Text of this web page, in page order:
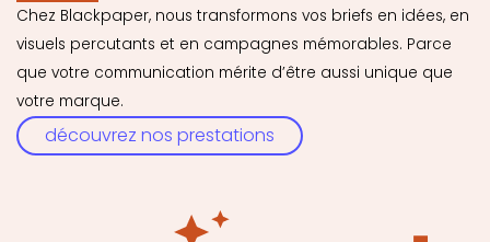
Chez Blackpaper, nous transformons vos briefs en idées, en
visuels percutants et en campagnes mémorables. Parce
que votre communication mérite d’être aussi unique que
votre marque.
découvrez nos prestations